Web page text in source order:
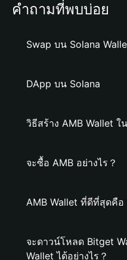
คำถามที่พบบ่อย
Swap บน Solana
DApp บน Solana
วิธีสร้าง AMB Wallet ใ
จะซื้อ AMB อย่างไร？
AMB Wallet ที่ดีที่สุดคือ
จะดาวน์โหลด Bitget
Wallet ได้อย่างไร？